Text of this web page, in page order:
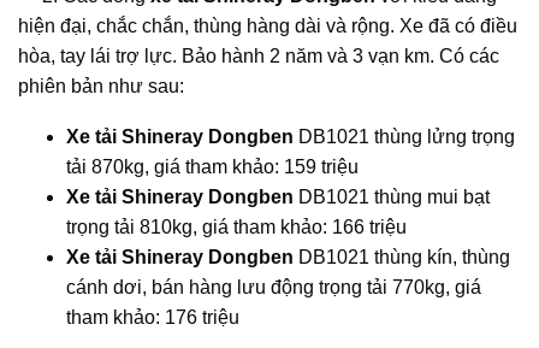
hiện đại, chắc chắn, thùng hàng dài và rộng. Xe đã có điều
hòa, tay lái trợ lực. Bảo hành 2 năm và 3 vạn km. Có các
phiên bản như sau:
Xe tải Shineray Dongben DB1021 thùng lửng trọng
tải 870kg, giá tham khảo: 159 triệu
Xe tải Shineray Dongben DB1021 thùng mui bạt
trọng tải 810kg, giá tham khảo: 166 triệu
Xe tải Shineray Dongben DB1021 thùng kín, thùng
cánh dơi, bán hàng lưu động trọng tải 770kg, giá
tham khảo: 176 triệu